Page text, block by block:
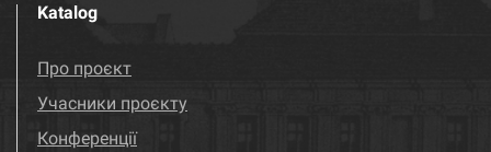
Katalog
Про проєкт
Учасники проєкту
Конференції